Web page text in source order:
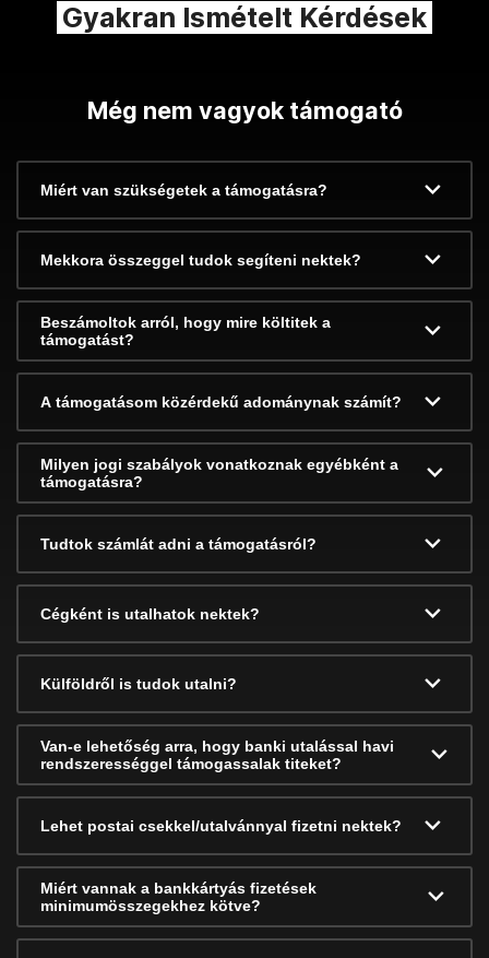
Gyakran Ismételt Kérdések
Még nem vagyok támogató
Miért van szükségetek a támogatásra?
Mekkora összeggel tudok segíteni nektek?
Beszámoltok arról, hogy mire költitek a
támogatást?
A támogatásom közérdekű adománynak számít?
Milyen jogi szabályok vonatkoznak egyébként a
támogatásra?
Tudtok számlát adni a támogatásról?
Cégként is utalhatok nektek?
Külföldről is tudok utalni?
Van-e lehetőség arra, hogy banki utalással havi
rendszerességgel támogassalak titeket?
Lehet postai csekkel/utalvánnyal fizetni nektek?
Miért vannak a bankkártyás fizetések
minimumösszegekhez kötve?